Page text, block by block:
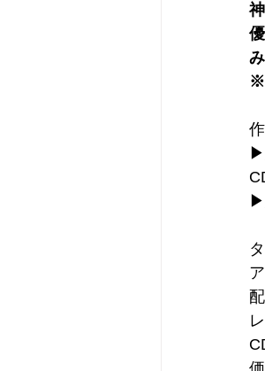
※
▶
▶